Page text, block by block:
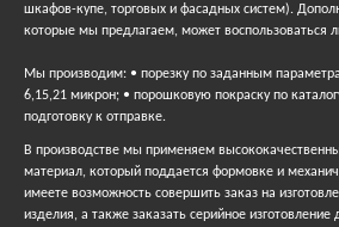
шкафов-купе, торговых и фасадных систем).
которые мы предлагаем, может воспользоваться
Мы производим: • порезку по заданным
6,15,21 микрон; • порошковую покраску по
подготовку к отправке.
В производстве мы применяем
материал, который поддается формовке и
имеете возможность совершить заказ на
изделия, а также заказать серийное изготовление